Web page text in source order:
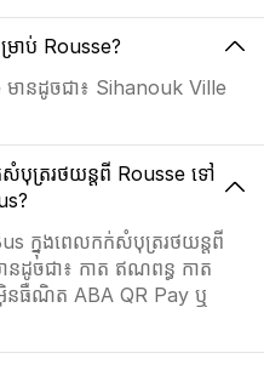
រាប់ Rousse?
ានដូចជា៖ Sihanouk Ville
សំបុត្ររថយន្តពី Rousse ទៅ
ក្នុងពេលកក់សំបុត្ររថយន្តពី
ដូចជា៖ កាត ឥណពន្ធ កាត
អ៊ិនធឺណិត ABA QR Pay ឬ